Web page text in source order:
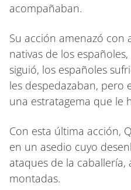
acompañaban.
Su acción amenazó con
nativas de los
siguió, los españoles
les despedazaban, pero
una estratagema que le
Con esta última acción,
en un asedio cuyo
ataques de la
montadas.